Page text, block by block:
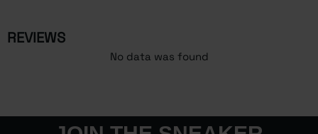
REVIEWS
No data was found